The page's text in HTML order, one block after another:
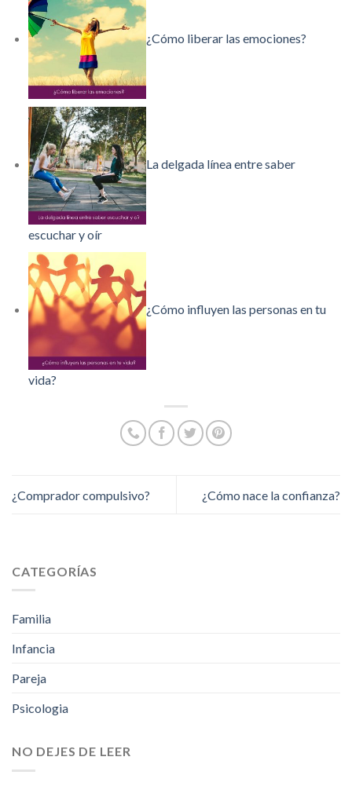
¿Cómo liberar las emociones?
La delgada línea entre saber
escuchar y oír
¿Cómo influyen las personas en tu
vida?
¿Comprador compulsivo? ¿Cómo nace la confianza?
CATEGORÍAS
Familia
Infancia
Pareja
Psicologia
NO DEJES DE LEER